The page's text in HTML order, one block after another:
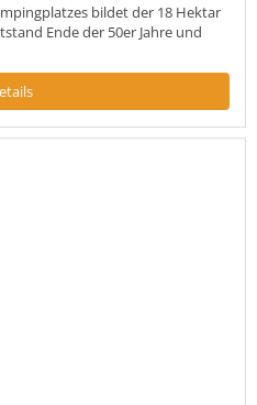
bildet der 18 Hektar
Ende der 50er Jahre und